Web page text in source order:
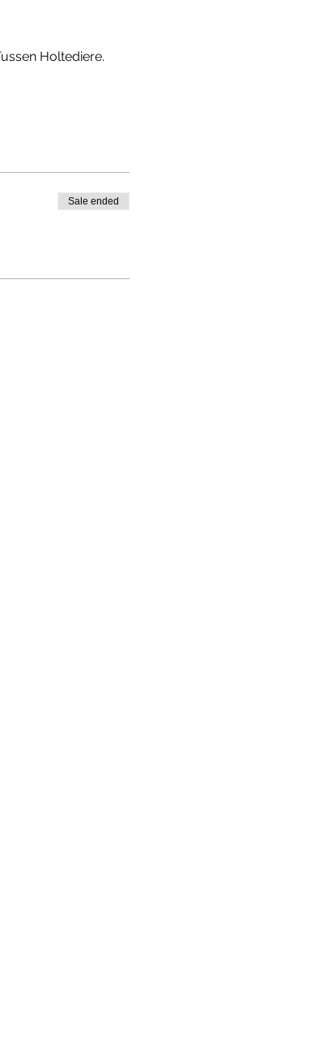
Holtediere.
Sale ended